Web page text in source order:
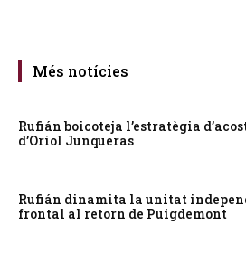
Més notícies
Rufián boicoteja l’estratègia
d’Oriol Junqueras
Rufián dinamita la unitat
frontal al retorn de Puigdemont